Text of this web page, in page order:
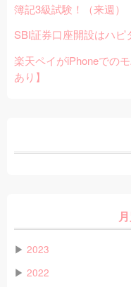
簿記3級試験！（来週）
SBI証券口座開設はハピ
楽天ペイがiPhoneでの
あり】
▶ 2023
▶ 2022